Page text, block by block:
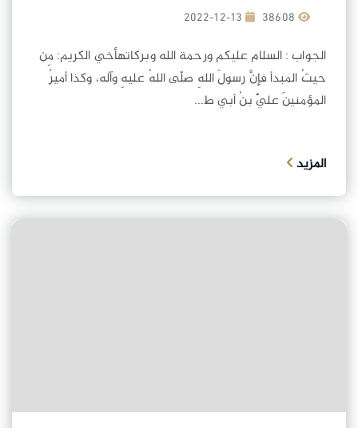
2022-12-13
الجواب : السلام عليكم ورحمة الله وبركاتهأخي الكريم: مِن
حيثُ المبدأ فإنَّ رسولَ اللهِ صلّى اللهُ عليهِ وآله، وكذا أميرُ
المؤمنينَ عليٌّ بنُ أبي ط...
المزيد